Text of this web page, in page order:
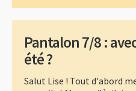
Pantalon 7/8 :
été ?
Salut Lise ! Tout d'abord